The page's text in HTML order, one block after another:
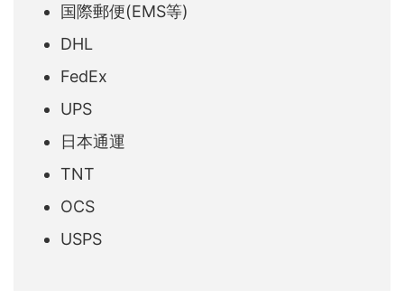
国際郵便(EMS等)
DHL
FedEx
UPS
日本通運
TNT
OCS
USPS